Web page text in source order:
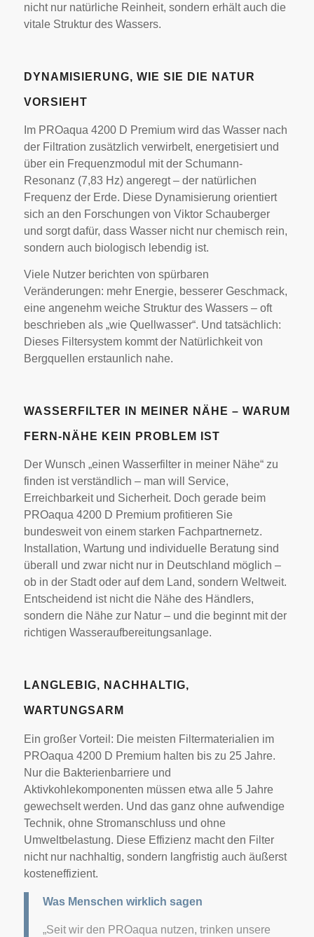
nicht nur natürliche Reinheit, sondern erhält auch die
vitale Struktur des Wassers.
DYNAMISIERUNG, WIE SIE DIE NATUR
VORSIEHT
Im PROaqua 4200 D Premium wird das Wasser nach
der Filtration zusätzlich verwirbelt, energetisiert und
über ein Frequenzmodul mit der Schumann-
Resonanz (7,83 Hz) angeregt – der natürlichen
Frequenz der Erde. Diese Dynamisierung orientiert
sich an den Forschungen von Viktor Schauberger
und sorgt dafür, dass Wasser nicht nur chemisch rein,
sondern auch biologisch lebendig ist.
Viele Nutzer berichten von spürbaren
Veränderungen: mehr Energie, besserer Geschmack,
eine angenehm weiche Struktur des Wassers – oft
beschrieben als „wie Quellwasser“. Und tatsächlich:
Dieses Filtersystem kommt der Natürlichkeit von
Bergquellen erstaunlich nahe.
WASSERFILTER IN MEINER NÄHE – WARUM
FERN-NÄHE KEIN PROBLEM IST
Der Wunsch „einen Wasserfilter in meiner Nähe“ zu
finden ist verständlich – man will Service,
Erreichbarkeit und Sicherheit. Doch gerade beim
PROaqua 4200 D Premium profitieren Sie
bundesweit von einem starken Fachpartnernetz.
Installation, Wartung und individuelle Beratung sind
überall und zwar nicht nur in Deutschland möglich –
ob in der Stadt oder auf dem Land, sondern Weltweit.
Entscheidend ist nicht die Nähe des Händlers,
sondern die Nähe zur Natur – und die beginnt mit der
richtigen Wasseraufbereitungsanlage.
LANGLEBIG, NACHHALTIG,
WARTUNGSARM
Ein großer Vorteil: Die meisten Filtermaterialien im
PROaqua 4200 D Premium halten bis zu 25 Jahre.
Nur die Bakterienbarriere und
Aktivkohlekomponenten müssen etwa alle 5 Jahre
gewechselt werden. Und das ganz ohne aufwendige
Technik, ohne Stromanschluss und ohne
Umweltbelastung. Diese Effizienz macht den Filter
nicht nur nachhaltig, sondern langfristig auch äußerst
kosteneffizient.
Was Menschen wirklich sagen
„Seit wir den PROaqua nutzen, trinken unsere